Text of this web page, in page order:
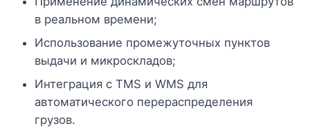
в реальном времени;
Использование промежуточных пунктов
выдачи и микроскладов;
Интеграция с TMS и WMS для
автоматического перераспределения
грузов.